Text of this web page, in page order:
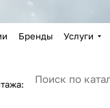
Бренды Услуги